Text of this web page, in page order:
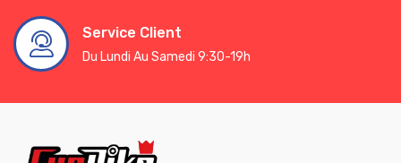
Service Client
Du Lundi Au Samedi 9:30-19h